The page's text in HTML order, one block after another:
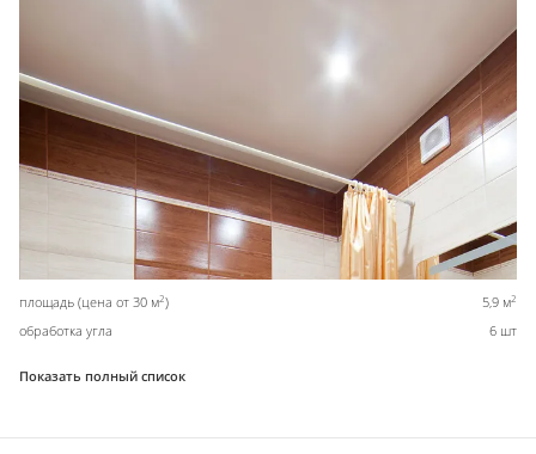
площадь (цена от 30 м2) 5,9 м2
обработка угла 6 шт
Показать полный список